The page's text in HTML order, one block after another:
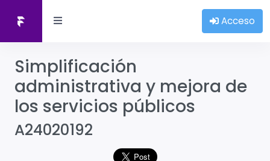
Acceso
Simplificación
administrativa y mejora de
los servicios públicos
A24020192